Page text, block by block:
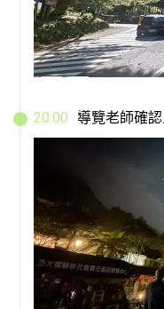
20:00 導覽老師確